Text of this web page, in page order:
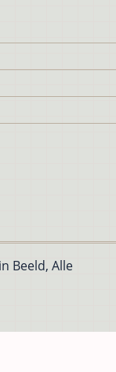
Beeld, Alle